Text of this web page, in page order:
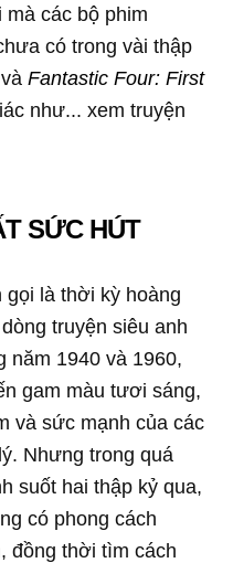
các bộ phim
có trong vài thập
vàFantastic Four: First
như... xem truyện
SỨC HÚT
gọi là thời kỳ hoàng
truyện siêu anh
năm 1940 và 1960,
gam màu tươi sáng,
và sức mạnh của các
Nhưng trong quá
suốt hai thập kỷ qua,
có phong cách
đồng thời tìm cách